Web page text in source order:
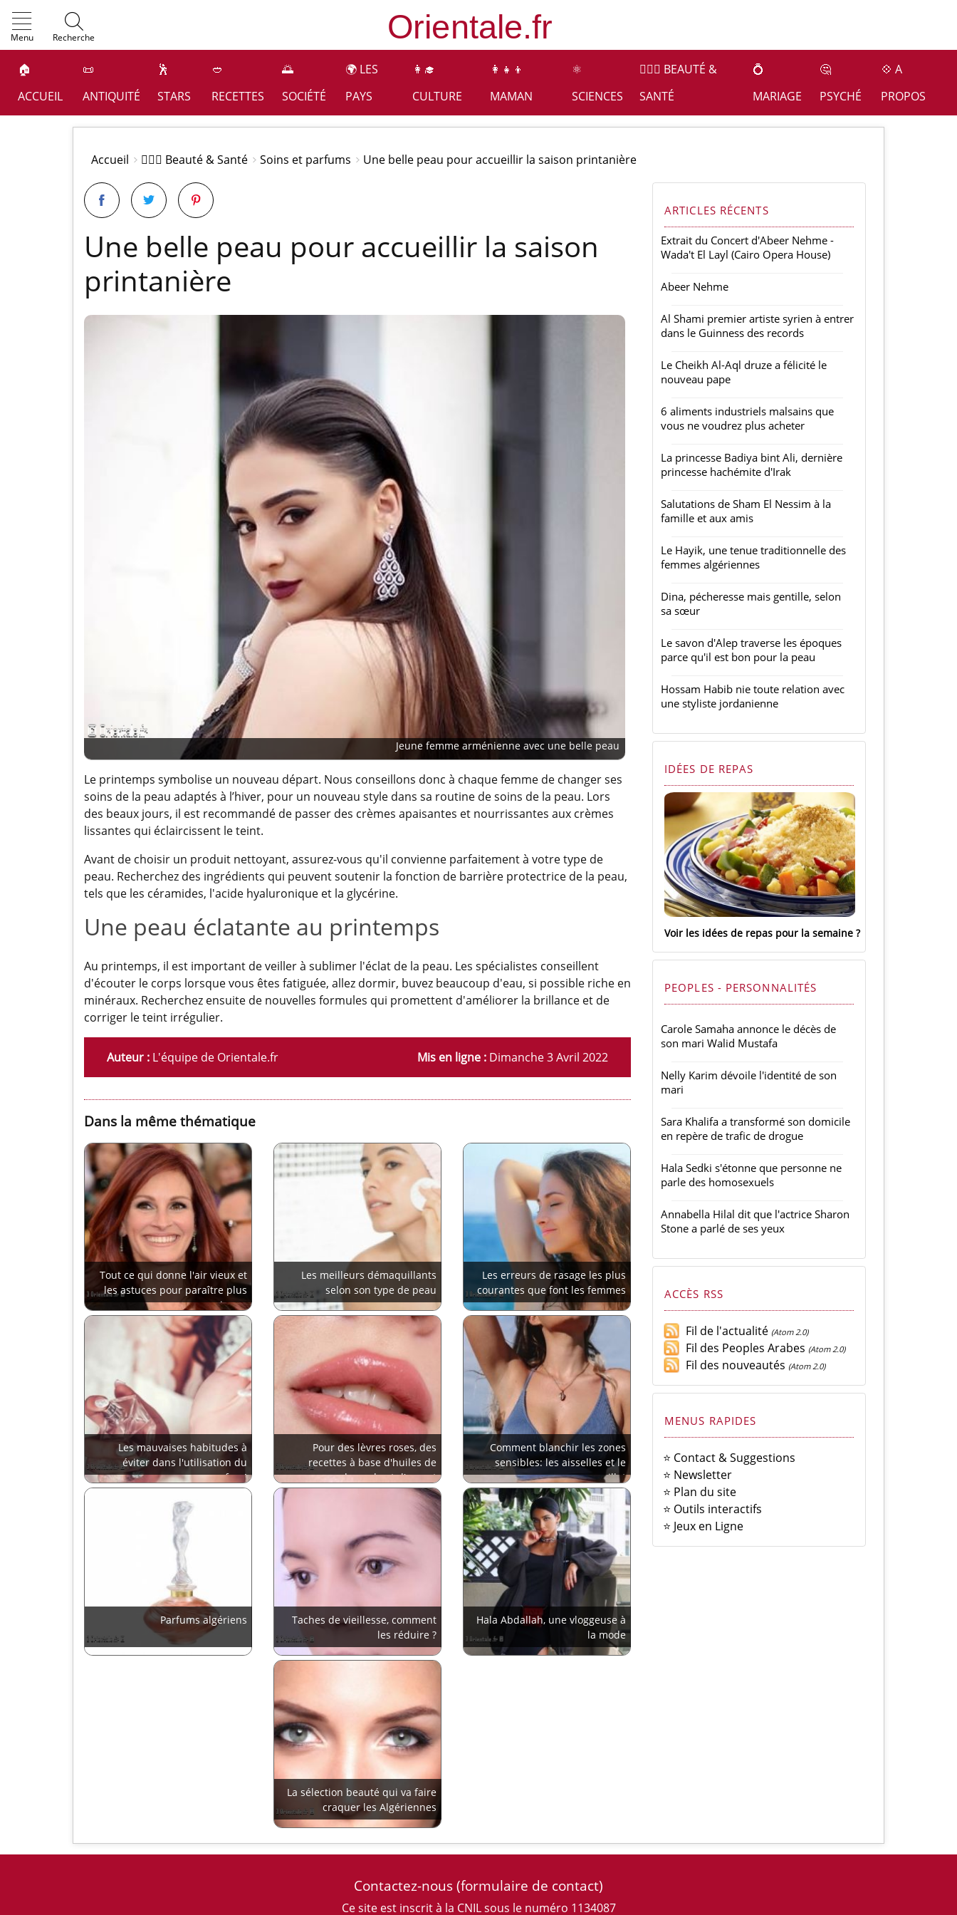
Menu Recherche
🏠
ACCUEIL
📜
ANTIQUITÉ
🕺
STARS
🥙
RECETTES
🌅
SOCIÉTÉ
🌍 LES
PAYS
👩‍🎓
CULTURE
👩‍👧‍👦
MAMAN
⚛️
SCIENCES
👩🏻‍⚕️ BEAUTÉ &
SANTÉ
💍
MARIAGE
🤔
PSYCHÉ
💠 A
PROPOS
Accueil 👩🏻‍⚕️ Beauté & Santé Soins et parfums Une belle peau pour accueillir la saison printanière
Une belle peau pour accueillir la saison
printanière
Jeune femme arménienne avec une belle peau
Le printemps symbolise un nouveau départ. Nous conseillons donc à chaque femme de changer ses
soins de la peau adaptés à l’hiver, pour un nouveau style dans sa routine de soins de la peau. Lors
des beaux jours, il est recommandé de passer des crèmes apaisantes et nourrissantes aux crèmes
lissantes qui éclaircissent le teint.
Avant de choisir un produit nettoyant, assurez-vous qu'il convienne parfaitement à votre type de
peau. Recherchez des ingrédients qui peuvent soutenir la fonction de barrière protectrice de la peau,
tels que les céramides, l'acide hyaluronique et la glycérine.
Une peau éclatante au printemps
Au printemps, il est important de veiller à sublimer l'éclat de la peau. Les spécialistes conseillent
d'écouter le corps lorsque vous êtes fatiguée, allez dormir, buvez beaucoup d'eau, si possible riche en
minéraux. Recherchez ensuite de nouvelles formules qui promettent d'améliorer la brillance et de
corriger le teint irrégulier.
Auteur : L'équipe de Orientale.fr Mis en ligne : Dimanche 3 Avril 2022
Dans la même thématique
Tout ce qui donne l'air vieux et
les astuces pour paraître plus
jeune
Les meilleurs démaquillants
selon son type de peau
Les erreurs de rasage les plus
courantes que font les femmes
Les mauvaises habitudes à
éviter dans l'utilisation du
parfum!
Pour des lèvres roses, des
recettes à base d'huiles de
lavande et d'avocat
Comment blanchir les zones
sensibles: les aisselles et le
maillot
Parfums algériens
Taches de vieillesse, comment
les réduire ?
Hala Abdallah, une vloggeuse à
la mode
La sélection beauté qui va faire
craquer les Algériennes
ARTICLES RÉCENTS
Extrait du Concert d'Abeer Nehme -
Wada't El Layl (Cairo Opera House)
Abeer Nehme
Al Shami premier artiste syrien à entrer
dans le Guinness des records
Le Cheikh Al-Aql druze a félicité le
nouveau pape
6 aliments industriels malsains que
vous ne voudrez plus acheter
La princesse Badiya bint Ali, dernière
princesse hachémite d'Irak
Salutations de Sham El Nessim à la
famille et aux amis
Le Hayik, une tenue traditionnelle des
femmes algériennes
Dina, pécheresse mais gentille, selon
sa sœur
Le savon d'Alep traverse les époques
parce qu'il est bon pour la peau
Hossam Habib nie toute relation avec
une styliste jordanienne
IDÉES DE REPAS
Voir les idées de repas pour la semaine
PEOPLES - PERSONNALITÉS
Carole Samaha annonce le décès de
son mari Walid Mustafa
Nelly Karim dévoile l'identité de son
mari
Sara Khalifa a transformé son domicile
en repère de trafic de drogue
Hala Sedki s'étonne que personne ne
parle des homosexuels
Annabella Hilal dit que l'actrice Sharon
Stone a parlé de ses yeux
ACCÈS RSS
Fil de l'actualité (Atom 2.0)
Fil des Peoples Arabes (Atom 2.0)
Fil des nouveautés (Atom 2.0)
MENUS RAPIDES
⭐ Contact & Suggestions
⭐ Newsletter
⭐ Plan du site
⭐ Outils interactifs
⭐ Jeux en Ligne
Contactez-nous(formulaire de contact)
Ce site est inscrit à la CNIL sous le numéro 1134087